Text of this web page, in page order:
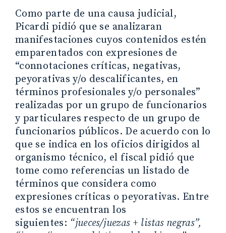
Como parte de una causa judicial,
Picardi pidió que se analizaran
manifestaciones cuyos contenidos estén
emparentados con expresiones de
“connotaciones críticas, negativas,
peyorativas y/o descalificantes, en
términos profesionales y/o personales”
realizadas por un grupo de funcionarios
y particulares respecto de un grupo de
funcionarios públicos. De acuerdo con lo
que se indica en los oficios dirigidos al
organismo técnico, el fiscal pidió que
tome como referencias un listado de
términos que considera como
expresiones críticas o peyorativas. Entre
estos se encuentran los
siguientes: “jueces/juezas + listas negras”,